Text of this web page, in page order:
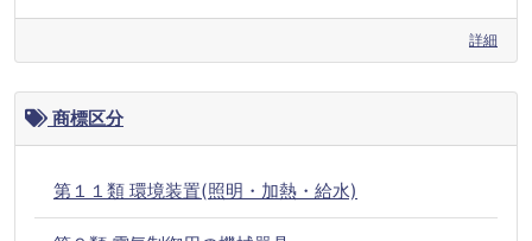
詳細
商標区分
第１１類 環境装置(照明・加熱・給水)